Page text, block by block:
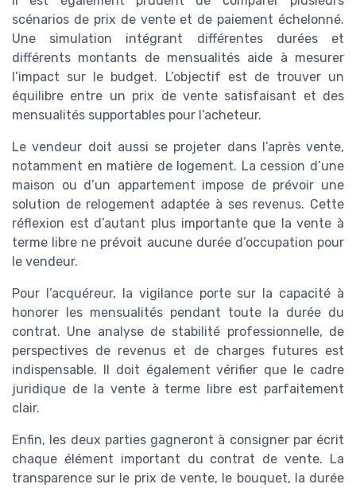
scénarios de prix de vente et de paiement échelonné.
Une simulation intégrant différentes durées et
différents montants de mensualités aide à mesurer
l’impact sur le budget. L’objectif est de trouver un
équilibre entre un prix de vente satisfaisant et des
mensualités supportables pour l’acheteur.
Le vendeur doit aussi se projeter dans l’après vente,
notamment en matière de logement. La cession d’une
maison ou d’un appartement impose de prévoir une
solution de relogement adaptée à ses revenus. Cette
réflexion est d’autant plus importante que la vente à
terme libre ne prévoit aucune durée d’occupation pour
le vendeur.
Pour l’acquéreur, la vigilance porte sur la capacité à
honorer les mensualités pendant toute la durée du
contrat. Une analyse de stabilité professionnelle, de
perspectives de revenus et de charges futures est
indispensable. Il doit également vérifier que le cadre
juridique de la vente à terme libre est parfaitement
clair.
Enfin, les deux parties gagneront à consigner par écrit
chaque élément important du contrat de vente. La
transparence sur le prix de vente, le bouquet, la durée